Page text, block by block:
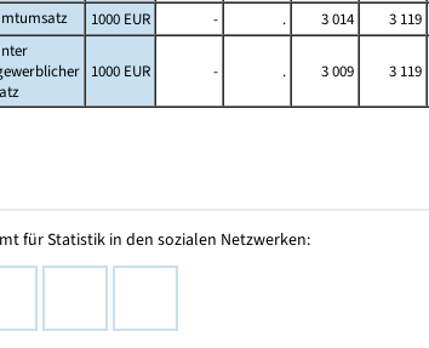
1000 EUR - . 3 014 3 119
1000 EUR - . 3 009 3 119
für Statistik in den sozialen Netzwerken: